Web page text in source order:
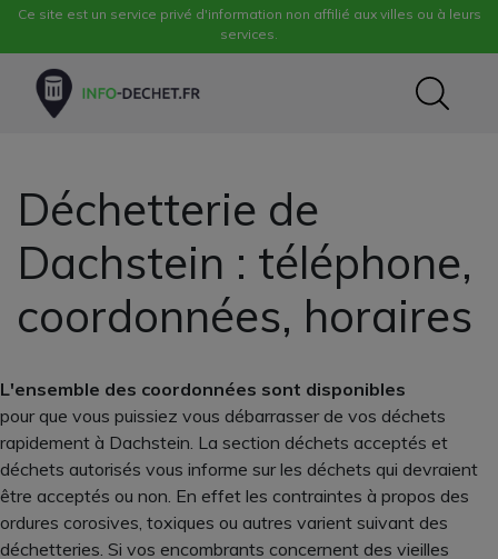
Ce site est un service privé d'information non affilié aux villes ou à leurs
services.
Déchetterie de
Dachstein : téléphone,
coordonnées, horaires
L'ensemble des coordonnées sont disponibles
pour que vous puissiez vous débarrasser de vos déchets
rapidement à Dachstein. La section déchets acceptés et
déchets autorisés vous informe sur les déchets qui devraient
être acceptés ou non. En effet les contraintes à propos des
ordures corosives, toxiques ou autres varient suivant des
déchetteries. Si vos encombrants concernent des vieilles